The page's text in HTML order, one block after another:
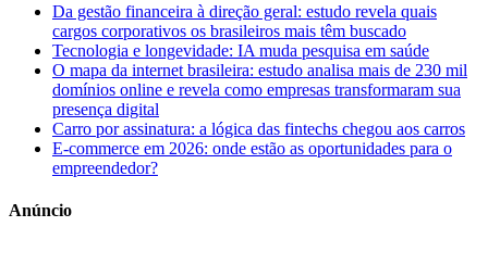
Da gestão financeira à direção geral: estudo revela quais
cargos corporativos os brasileiros mais têm buscado
Tecnologia e longevidade: IA muda pesquisa em saúde
O mapa da internet brasileira: estudo analisa mais de 230 mil
domínios online e revela como empresas transformaram sua
presença digital
Carro por assinatura: a lógica das fintechs chegou aos carros
E-commerce em 2026: onde estão as oportunidades para o
empreendedor?
Anúncio